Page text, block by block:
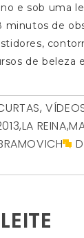
e sob uma
minutos de
de beleza
,
,LA REINA,